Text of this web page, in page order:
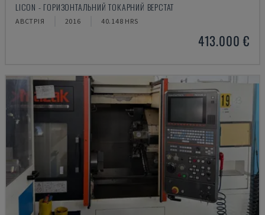
LICON - ГОРИЗОНТАЛЬНИЙ ТОКАРНИЙ ВЕРСТАТ
АВСТРІЯ 2016 40.148 HRS
413.000 €